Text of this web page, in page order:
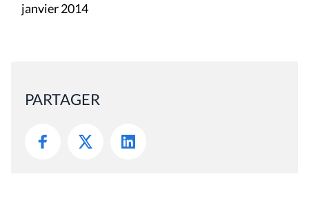
janvier 2014
PARTAGER